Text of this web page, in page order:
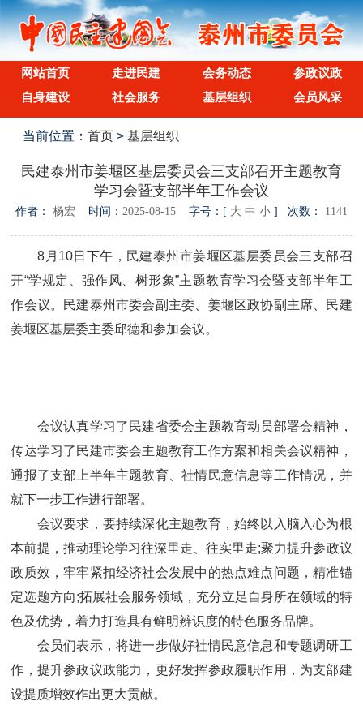
网站首页 走进民建 会务动态
参政议政
自身建设
社会服务 基层组织 会员风采
当前位置：首页 >基层组织
民建泰州市姜堰区基层委员会三支部召开主题教育
学习会暨支部半年工作会议
作者： 杨宏 时间： 2025-08-15 字号：[ 大 中 小 ] 次数： 1141
8月10日下午，民建泰州市姜堰区基层委员会三支部召
开“学规定、强作风、树形象”主题教育学习会暨支部半年工
作会议。民建泰州市委会副主委、姜堰区政协副主席、民建
姜堰区基层委主委邱德和参加会议。
会议认真学习了民建省委会主题教育动员部署会精神，
传达学习了民建市委会主题教育工作方案和相关会议精神，
通报了支部上半年主题教育、社情民意信息等工作情况，并
就下一步工作进行部署。
会议要求，要持续深化主题教育，始终以入脑入心为根
本前提，推动理论学习往深里走、往实里走;聚力提升参政议
政质效，牢牢紧扣经济社会发展中的热点难点问题，精准锚
定选题方向;拓展社会服务领域，充分立足自身所在领域的特
色及优势，着力打造具有鲜明辨识度的特色服务品牌。
会员们表示，将进一步做好社情民意信息和专题调研工
作，提升参政议政能力，更好发挥参政履职作用，为支部建
设提质增效作出更大贡献。